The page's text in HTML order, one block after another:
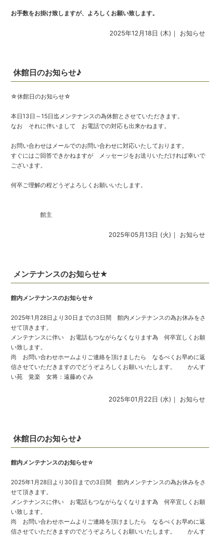
お手数をお掛け致しますが、よろしくお願い致します。
2025年12月18日 (木)｜ お知らせ
休館日のお知らせ♪
☆休館日のお知らせ☆
本日13日～15日迄メンテナンスの為休館とさせていただきます。
なお それに伴いまして お電話での対応も出来かねます。
お問い合わせはメールでのお問い合わせに対応いたしております。
すぐにはご回答できかねますが メッセージをお送りいただければ幸いで
ございます。
何卒ご理解の程どうぞよろしくお願いいたします。
館主
2025年05月13日 (火)｜ お知らせ
メンテナンスのお知らせ★
館内メンテナンスのお知らせ☆
2025年1月28日より30日までの3日間 館内メンテナンスの為お休みをさ
せて頂きます。
メンテナンスに伴い お電話もつながらなくなります為 何卒宜しくお願
い致します。
尚 お問い合わせホームよりご連絡を頂けましたら なるべくお早めに返
信させていただきますのでどうぞよろしくお願いいたします。
かんす
い苑 覚楽 女将：遠藤めぐみ
2025年01月22日 (水)｜ お知らせ
休館日のお知らせ♪
館内メンテナンスのお知らせ☆
2025年1月28日より30日までの3日間 館内メンテナンスの為お休みをさ
せて頂きます。
メンテナンスに伴い お電話もつながらなくなります為 何卒宜しくお願
い致します。
尚 お問い合わせホームよりご連絡を頂けましたら なるべくお早めに返
信させていただきますのでどうぞよろしくお願いいたします。
かんす